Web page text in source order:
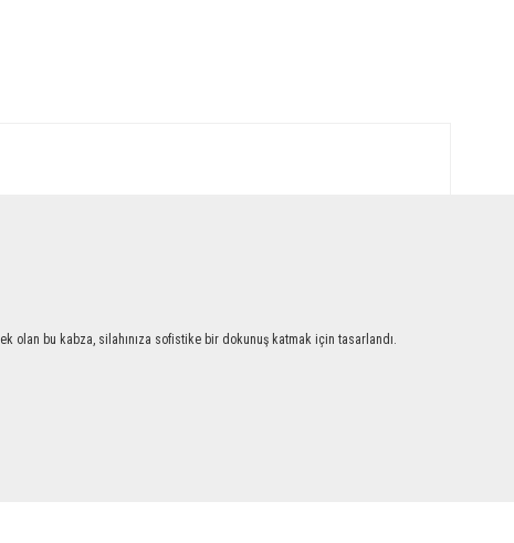
bu kabza, silahınıza sofistike bir dokunuş katmak için tasarlandı.